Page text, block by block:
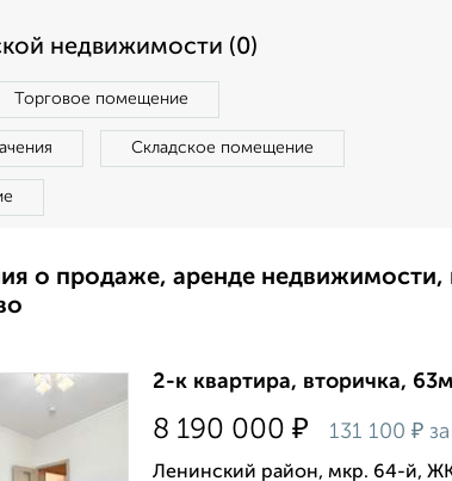
недвижимости (0)
Торговое помещение
Складское помещение
о продаже, аренде
2-к квартира, вторичка,
8 190 000 ₽ 131 100 ₽
Ленинский район, мкр. 64-й,